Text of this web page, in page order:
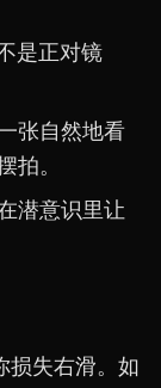
是正对镜
张自然地看
拍。
潜意识里让
损失右滑。如